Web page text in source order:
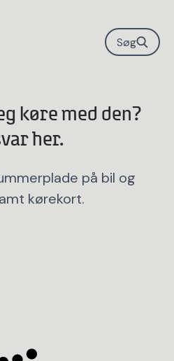
Søg
køre med den?
på bil og
kørekort.